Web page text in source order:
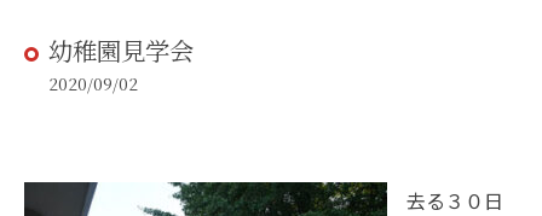
幼稚園見学会
2020/09/02
去る３０日